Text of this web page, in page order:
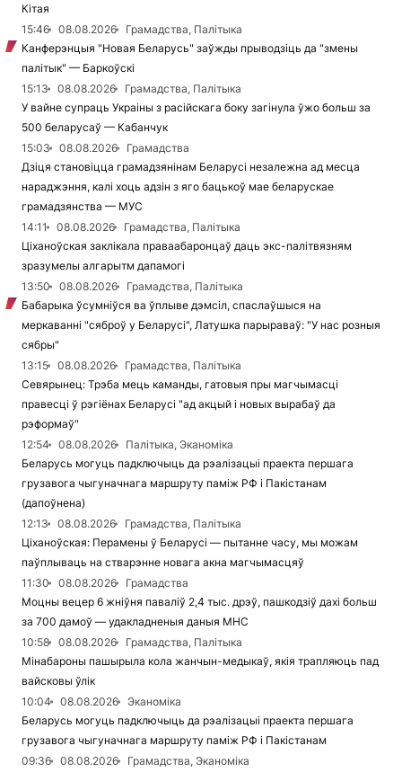
Кітая
15:46
08.08.2026
Грамадства, Палітыка
Канферэнцыя "Новая Беларусь" заўжды прыводзіць да "змены
палітык" — Баркоўскі
15:13
08.08.2026
Грамадства, Палітыка
У вайне супраць Украіны з расійскага боку загінула ўжо больш за
500 беларусаў — Кабанчук
15:03
08.08.2026
Грамадства
Дзіця становіцца грамадзянінам Беларусі незалежна ад месца
нараджэння, калі хоць адзін з яго бацькоў мае беларускае
грамадзянства — МУС
14:11
08.08.2026
Грамадства, Палітыка
Ціханоўская заклікала праваабаронцаў даць экс-палітвязням
зразумелы алгарытм дапамогі
13:50
08.08.2026
Грамадства, Палітыка
Бабарыка ўсумніўся ва ўплыве дэмсіл, спаслаўшыся на
меркаванні "сяброў у Беларусі", Латушка парыраваў: "У нас розныя
сябры"
13:15
08.08.2026
Грамадства, Палітыка
Севярынец: Трэба мець каманды, гатовыя пры магчымасці
правесці ў рэгіёнах Беларусі "ад акцый і новых вырабаў да
рэформаў"
12:54
08.08.2026
Палітыка, Эканоміка
Беларусь могуць падключыць да рэалізацыі праекта першага
грузавога чыгуначнага маршруту паміж РФ і Пакістанам
(дапоўнена)
12:13
08.08.2026
Грамадства, Палітыка
Ціханоўская: Перамены ў Беларусі — пытанне часу, мы можам
паўплываць на стварэнне новага акна магчымасцяў
11:30
08.08.2026
Грамадства
Моцны вецер 6 жніўня паваліў 2,4 тыс. дрэў, пашкодзіў дахі больш
за 700 дамоў — удакладненыя даныя МНС
10:58
08.08.2026
Грамадства, Палітыка
Мінабароны пашырыла кола жанчын-медыкаў, якія трапляюць пад
вайсковы ўлік
10:04
08.08.2026
Эканоміка
Беларусь могуць падключыць да рэалізацыі праекта першага
грузавога чыгуначнага маршруту паміж РФ і Пакістанам
09:36
08.08.2026
Грамадства, Эканоміка